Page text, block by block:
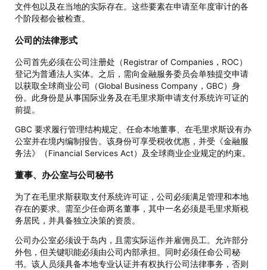
文件包以及在当地的实际存在。这些要素在申请至年度审计的各
个阶段都会被检查。
公司的法律形式
公司首先必须在公司注册处（Registrar of Companies，ROC）
登记为普通法人实体。之后，需向金融服务委员会单独提交申请
以获取全球商业公司（Global Business Company，GBC）身
份。此身份是从事国际业务及在毛里求斯申请支付系统许可证的
前提。
GBC 要求履行管理结构规定、任命本地董事、在毛里求斯设有办
公室并在境内编制报告。该身份可享受税收优惠，并受《金融服
务法》（Financial Services Act）及全球商业企业规定的约束。
董事、办公室与公司秘书
为了在毛里求斯获取支付系统许可证，公司必须满足管理和本地
存在的要求。需至少任命两名董事，其中一名必须是毛里求斯税
务居民，并具备独立决策的资质。
公司办公室必须设于岛内，且需实际运作并雇佣员工。允许部分
外包，但关键职能必须由公司内部承担。同时必须任命公司秘
书。该人员须具备本地专业认证并有权执行公司法律事务，否则